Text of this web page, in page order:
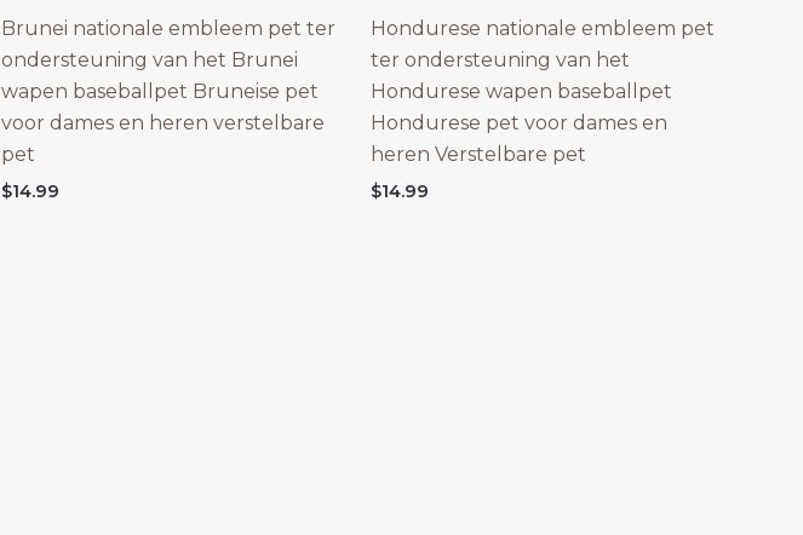
Brunei nationale embleem pet ter
ondersteuning van het Brunei
wapen baseballpet Bruneise pet
voor dames en heren verstelbare
pet
$14.99
Hondurese nationale embleem pet
ter ondersteuning van het
Hondurese wapen baseballpet
Hondurese pet voor dames en
heren Verstelbare pet
$14.99